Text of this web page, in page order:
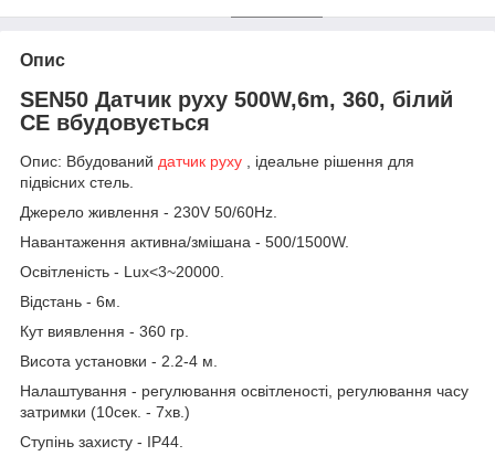
Опис
SEN50 Датчик руху 500W,6m, 360, білий
СЕ вбудовується
Опис: Вбудований датчик руху , ідеальне рішення для
підвісних стель.
Джерело живлення - 230V 50/60Hz.
Навантаження активна/змішана - 500/1500W.
Освітленість - Lux<3~20000.
Відстань - 6м.
Кут виявлення - 360 гр.
Висота установки - 2.2-4 м.
Налаштування - регулювання освітленості, регулювання часу
затримки (10сек. - 7хв.)
Ступінь захисту - IP44.